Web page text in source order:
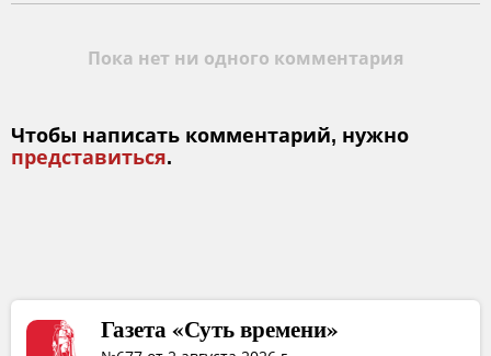
Пока нет ни одного комментария
Чтобы написать комментарий, нужно
представиться.
Газета «Суть времени»